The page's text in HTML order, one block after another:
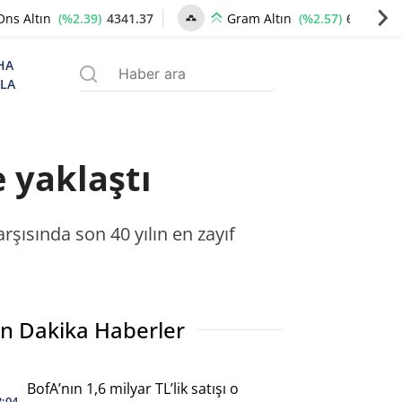
Altın (%2.39) 4341.37 Gram Altın (%2.57) 6659.77
yaklaştı
son 40 yılın en zayıf
Dakika Haberler
BofA’nın 1,6 milyar TL’lik satışı o